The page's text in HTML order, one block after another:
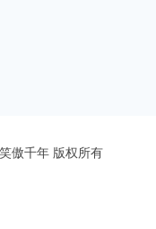
傲千年 版权所有